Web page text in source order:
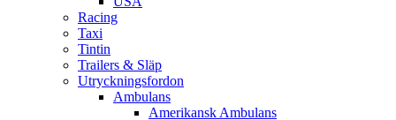
Racing
Taxi
Tintin
Trailers & Släp
Utryckningsfordon
Ambulans
Amerikansk Ambulans